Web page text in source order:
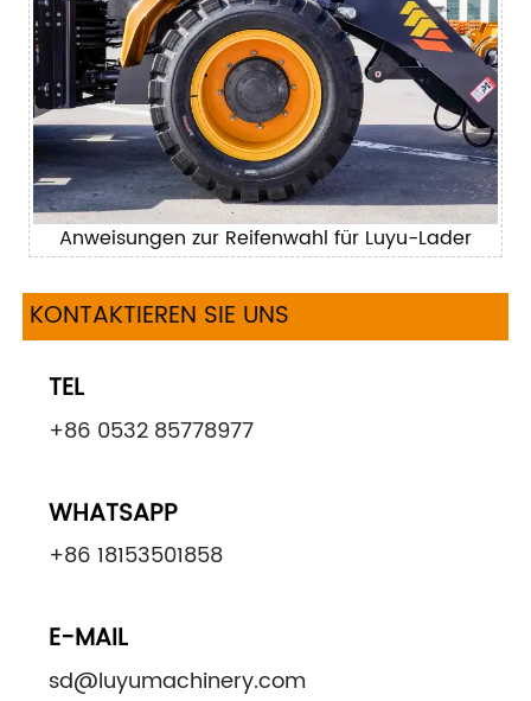
Anweisungen zur Reifenwahl für Luyu-Lader
KONTAKTIEREN SIE UNS
TEL
+86 0532 85778977
WHATSAPP
+86 18153501858
E-MAIL
sd@luyumachinery.com